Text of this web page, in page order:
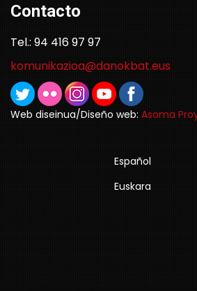
Contacto
Tel.: 94 416 97 97
komunikazioa@danokbat.eus
Web diseinua/Diseño web: Asoma
Español
Euskara